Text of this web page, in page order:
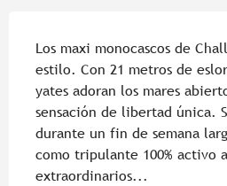
Los maxi monocascos de
estilo. Con 21 metros de
yates adoran los mares
sensación de libertad única.
durante un fin de semana
como tripulante 100% activo
extraordinarios...